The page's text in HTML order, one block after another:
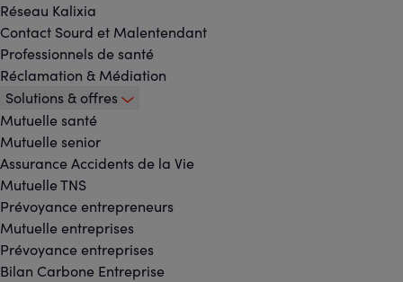
Réseau Kalixia
Contact Sourd et Malentendant
Professionnels de santé
Réclamation & Médiation
Solutions & offres
Mutuelle santé
Mutuelle senior
Assurance Accidents de la Vie
Mutuelle TNS
Prévoyance entrepreneurs
Mutuelle entreprises
Prévoyance entreprises
Bilan Carbone Entreprise